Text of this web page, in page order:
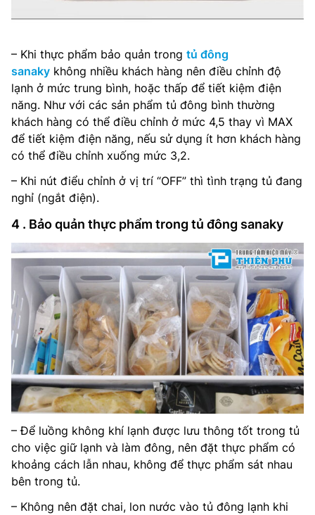
– Khi thực phẩm bảo quản trong tủ đông
sanaky không nhiều khách hàng nên điều chỉnh độ
lạnh ở mức trung bình, hoặc thấp để tiết kiệm điện
năng. Như với các sản phẩm tủ đông bình thường
khách hàng có thể điều chỉnh ở mức 4,5 thay vì MAX
để tiết kiệm điện năng, nếu sử dụng ít hơn khách hàng
có thể điều chỉnh xuống mức 3,2.
– Khi nút điểu chỉnh ở vị trí “OFF” thì tình trạng tủ đang
nghỉ (ngắt điện).
4 . Bảo quản thực phẩm trong tủ đông sanaky
– Để luồng không khí lạnh được lưu thông tốt trong tủ
cho việc giữ lạnh và làm đông, nên đặt thực phẩm có
khoảng cách lẫn nhau, không để thực phẩm sát nhau
bên trong tủ.
– Không nên đặt chai, lon nước vào tủ đông lạnh khi